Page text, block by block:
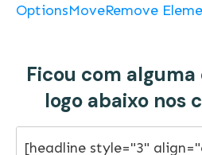
OptionsMoveRemove
Ficou com
logo abaixo nos